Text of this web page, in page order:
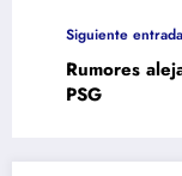
Siguiente entrada
Rumores
PSG